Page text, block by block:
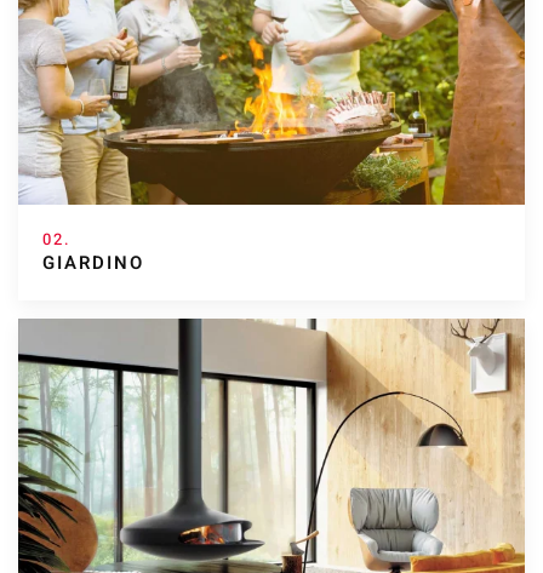
02.
GIARDINO